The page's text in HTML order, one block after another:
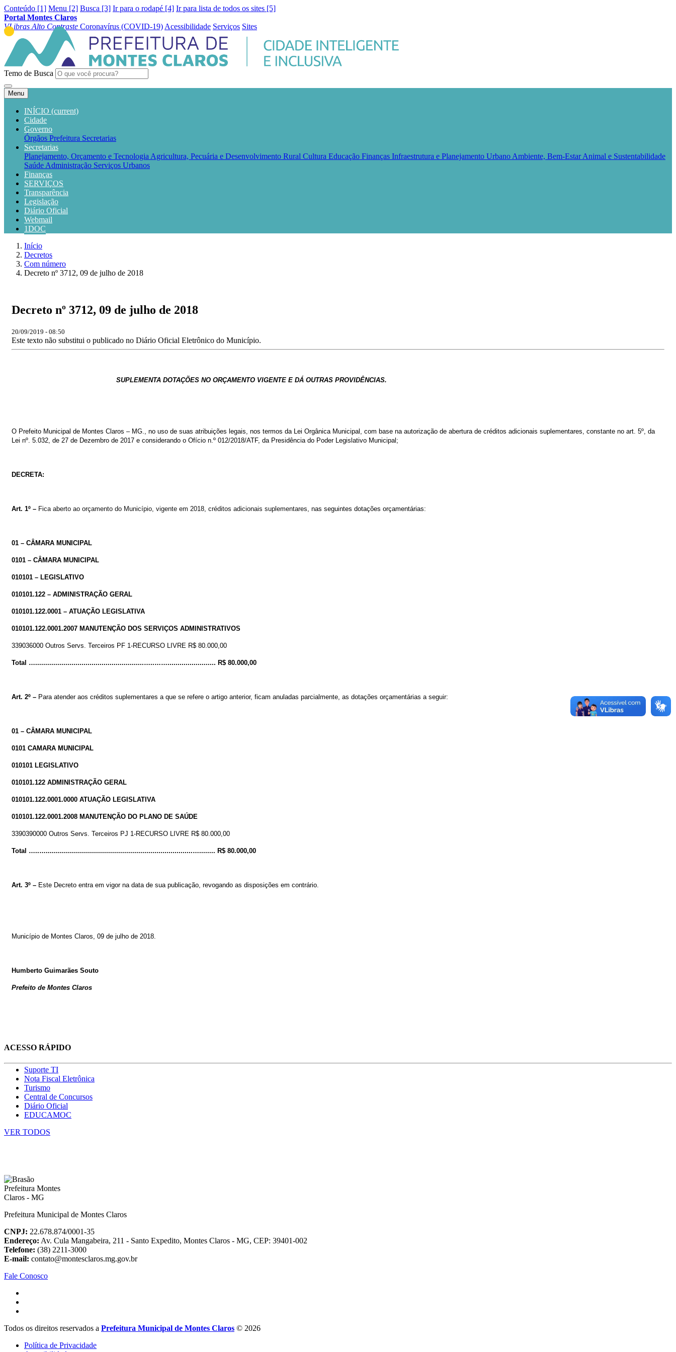
Conteúdo [1] Menu [2] Busca [3] Ir para o rodapé [4] Ir para lista de todos os sites [5]
Portal Montes Claros
VLibras Alto Contraste Coronavírus (COVID-19) Acessibilidade Serviços Sites
Temo de Busca
Menu
INÍCIO (current)
Cidade
Governo
Órgãos Prefeitura Secretarias
Secretarias
Planejamento, Orçamento e Tecnologia Agricultura, Pecuária e Desenvolvimento Rural Cultura Educação Finanças Infraestrutura e Planejamento Urbano Ambiente, Bem-Estar Animal e Sustentabilidade
Saúde Administração Serviços Urbanos
Finanças
SERVIÇOS
Transparência
Legislação
Diário Oficial
Webmail
1DOC
Início
Decretos
Com número
Decreto nº 3712, 09 de julho de 2018
Decreto nº 3712, 09 de julho de 2018
20/09/2019 - 08:50
Este texto não substitui o publicado no Diário Oficial Eletrônico do Município.
SUPLEMENTA DOTAÇÕES NO ORÇAMENTO VIGENTE E DÁ OUTRAS PROVIDÊNCIAS.
O Prefeito Municipal de Montes Claros – MG., no uso de suas atribuições legais, nos termos da Lei Orgânica Municipal, com base na autorização de abertura de créditos adicionais suplementares, constante no art. 5º, da
Lei nº. 5.032, de 27 de Dezembro de 2017 e considerando o Ofício n.º 012/2018/ATF, da Presidência do Poder Legislativo Municipal;
DECRETA:
Art. 1º – Fica aberto ao orçamento do Município vigente em 2018, créditos adicionais suplementares nas seguintes dotações orçamentárias:
01 – CÂMARA MUNICIPAL
0101 – CÂMARA MUNICIPAL
010101 – LEGISLATIVO
010101.122 – ADMINISTRAÇÃO GERAL
010101.122.0001 – ATUAÇÃO LEGISLATIVA
010101.122.0001.2007 MANUTENÇÃO DOS SERVIÇOS ADMINISTRATIVOS
339036000 Outros Servs. Terceiros PF 1-RECURSO LIVRE R$ 80.000,00
Total …......................................................…..……........................ R$ 80.000,00
Art. 2º – Para atender aos créditos suplementares a que se refere o artigo anterior, ficam anuladas parcialmente, as dotações orçamentárias a seguir:
01 – CÂMARA MUNICIPAL
0101 CAMARA MUNICIPAL
010101 LEGISLATIVO
010101.122 ADMINISTRAÇÃO GERAL
010101.122.0001.0000 ATUAÇÃO LEGISLATIVA
010101.122.0001.2008 MANUTENÇÃO DO PLANO DE SAÚDE
3390390000 Outros Servs. Terceiros PJ 1-RECURSO LIVRE R$ 80.000,00
Total …..….........................................................................…........ R$ 80.000,00
Art. 3º – Este Decreto entra em vigor na data de sua publicação, revogando as disposições em contrário.
Município de Montes Claros, 09 de julho de 2018
Humberto Guimarães Souto
Prefeito de Montes Claros
ACESSO RÁPIDO
Suporte TI
Nota Fiscal Eletrônica
Turismo
Central de Concursos
Diário Oficial
EDUCAMOC
VER TODOS
Prefeitura Municipal de Montes Claros
CNPJ: 22.678.874/0001-35
Endereço: Av. Cula Mangabeira, 211 - Santo Expedito, Montes Claros - MG, CEP: 39401-002
Telefone: (38) 2211-3000
E-mail: contato@montesclaros.mg.gov.br
Fale Conosco
Todos os direitos reservados a Prefeitura Municipal de Montes Claros © 2026
Política de Privacidade